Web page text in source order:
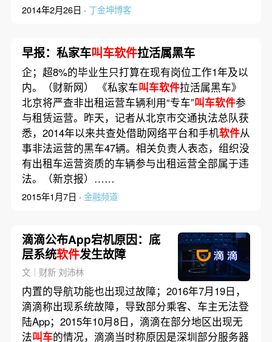
2014年2月26日 · 丁金坤博客
早报：私家车叫车软件拉活属黑车
企；超8%的毕业生只打算在现有岗位工作1年及以
内。（财新网） 《私家车叫车软件拉活属黑车》
北京将严查非出租运营车辆利用“专车”叫车软件参
与租赁运营。昨天，记者从北京市交通执法总队获
悉，2014年以来共查处借助网络平台和手机软件从
事非法运营的黑车47辆。相关负责人表态，组织没
有出租车运营资质的车辆参与出租运营全部属于违
法。（新京报）……
2015年1月7日 · 金融频道
滴滴公布App宕机原因：底
层系统软件发生故障
文｜财新 刘沛林
内置的导航功能也出现过故障；2016年7月19日，
滴滴称出现系统故障，导致部分乘客、车主无法登
陆App；2015年10月8日，滴滴在部分地区出现无
法叫车的情况，滴滴当时称原因是深圳部分服务器